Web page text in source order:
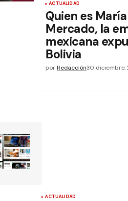
ACTUALIDAD
Quien es
Mercado, la
mexicana
Bolivia
por Redacción30 diciembre,
ACTUALIDAD